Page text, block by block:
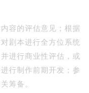
容的评估意见；根据
剧本进行全方位系统
进行商业性评估，或
行制作前期开发；参
筹备。